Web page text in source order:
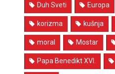
Duh Sveti Europa
korizma kušnja
moral Mostar
Papa Benedikt XVI.